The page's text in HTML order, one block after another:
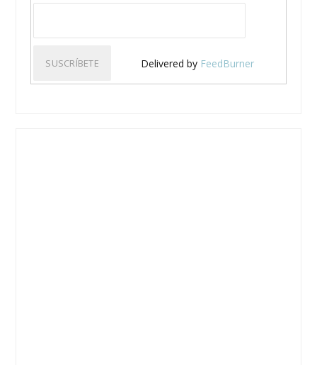
Delivered by FeedBurner